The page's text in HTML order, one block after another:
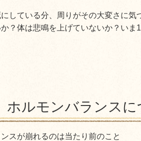
している分、周りがその大変さに
？体は悲鳴を上げていないか？いま
ホルモンバランスに
スが崩れるのは当たり前のこと